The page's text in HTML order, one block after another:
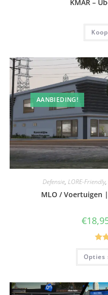
KMAR –
AANBIEDING!
Defensie, LORE-Friendly,
MLO / Voertuigen
€
Opties